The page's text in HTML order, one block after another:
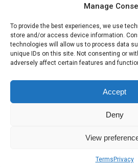
Manage
To provide the best experiences, we use
store and/or access device information.
technologies will allow us to process data
unique IDs on this site. Not consenting or
adversely affect certain features and
Accept
Deny
View
Terms Privacy
Categorias:Recetas
Sobre nosotros Términos